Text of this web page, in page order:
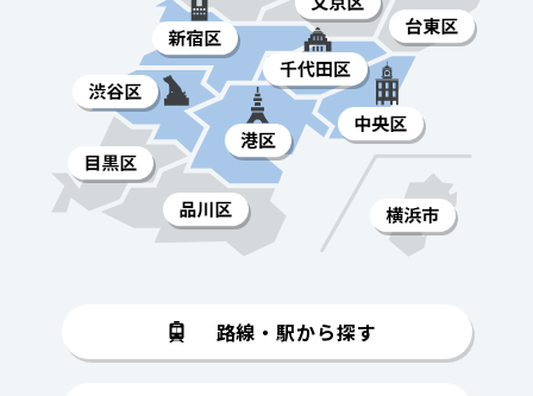
路線・駅から探す